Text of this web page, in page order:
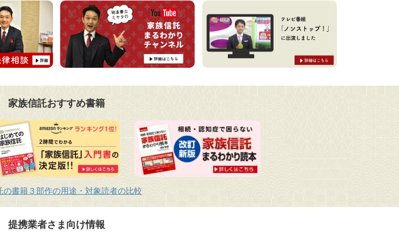
家族信託おすすめ書籍
の書籍３部作の用途・対象読者の比較
提携業者さま向け情報